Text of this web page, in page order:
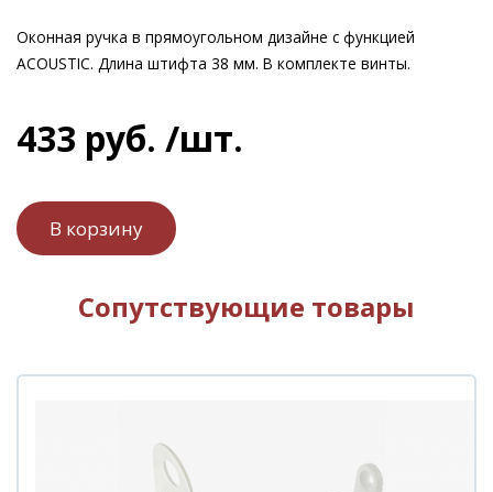
Оконная ручка в прямоугольном дизайне с функцией
ACOUSTIC. Длина штифта 38 мм. В комплекте винты.
433 руб. /шт.
Сопутствующие товары